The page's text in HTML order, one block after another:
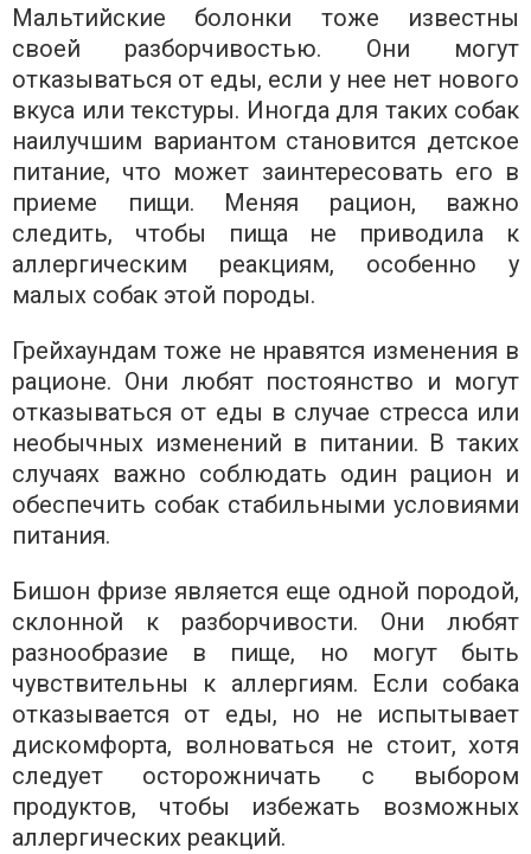
Мальтийские болонки тоже известны
своей разборчивостью. Они могут
отказываться от еды, если у нее нет нового
вкуса или текстуры. Иногда для таких собак
наилучшим вариантом становится детское
питание, что может заинтересовать его в
приеме пищи. Меняя рацион, важно
следить, чтобы пища не приводила к
аллергическим реакциям, особенно у
малых собак этой породы.
Грейхаундам тоже не нравятся изменения в
рационе. Они любят постоянство и могут
отказываться от еды в случае стресса или
необычных изменений в питании. В таких
случаях важно соблюдать один рацион и
обеспечить собак стабильными условиями
питания.
Бишон фризе является еще одной породой,
склонной к разборчивости. Они любят
разнообразие в пище, но могут быть
чувствительны к аллергиям. Если собака
отказывается от еды, но не испытывает
дискомфорта, волноваться не стоит, хотя
следует осторожничать с выбором
продуктов, чтобы избежать возможных
аллергических реакций.